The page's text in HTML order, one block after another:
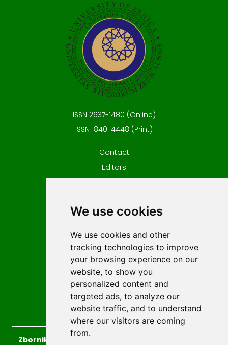
We use cookies
We use cookies and other
tracking technologies to improve
your browsing experience on our
website, to show you
personalized content and
targeted ads, to analyze our
website traffic, and to understand
where our visitors are coming
from.
ISSN 2637-1480 (Online)
ISSN 1840-4448 (Print)
Contact
Editors
Terms and conditions
For Authors
Impressum
Authors
Reviewers
Keywords
Zbornik radova Islamskog pedagoškog fakulteta